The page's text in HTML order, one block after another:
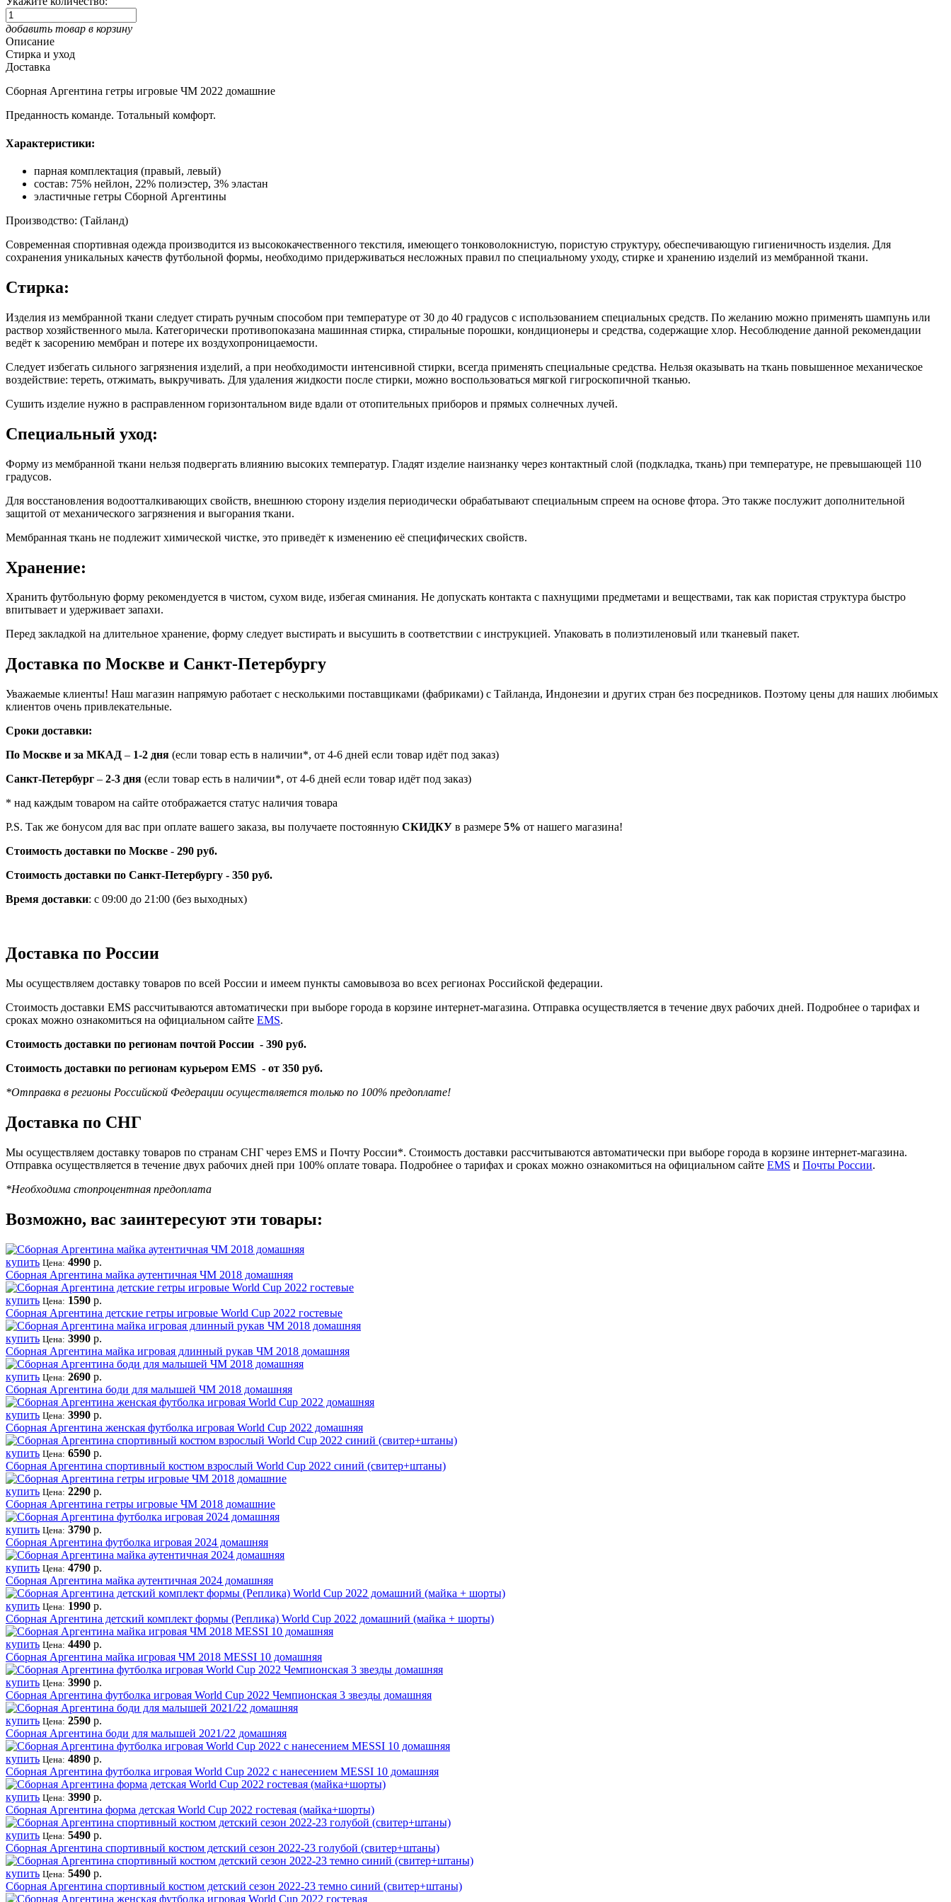
добавить товар в корзину
Описание
Стирка и уход
Доставка
Сборная Аргентина гетры игровые ЧМ 2022 домашние
Преданность команде. Тотальный комфорт.
Характеристики:
парная комплектация (правый, левый)
состав: 75% нейлон, 22% полиэстер, 3% эластан
эластичные гетры Сборной Аргентины
Производство: (Тайланд)
Современная спортивная одежда производится из высококачественного текстиля, имеющего тонковолокнистую, пористую структуру, обеспечивающую гигиеничность изделия. Для
сохранения уникальных качеств футбольной формы, необходимо придерживаться несложных правил по специальному уходу, стирке и хранению изделий из мембранной ткани.
Стирка:
Изделия из мембранной ткани следует стирать ручным способом при температуре от 30 до 40 градусов с использованием специальных средств. По желанию можно применять шампунь или
раствор хозяйственного мыла. Категорически противопоказана машинная стирка, стиральные порошки, кондиционеры и средства, содержащие хлор. Несоблюдение данной рекомендации
ведёт к засорению мембран и потере их воздухопроницаемости.
Следует избегать сильного загрязнения изделий, а при необходимости интенсивной стирки, всегда применять специальные средства. Нельзя оказывать на ткань повышенное механическое
воздействие: тереть, отжимать, выкручивать. Для удаления жидкости после стирки, можно воспользоваться мягкой гигроскопичной тканью.
Сушить изделие нужно в расправленном горизонтальном виде вдали от отопительных приборов и прямых солнечных лучей.
Специальный уход:
Форму из мембранной ткани нельзя подвергать влиянию высоких температур. Гладят изделие наизнанку через контактный слой (подкладка, ткань) при температуре, не превышающей 110
градусов.
Для восстановления водоотталкивающих свойств, внешнюю сторону изделия периодически обрабатывают специальным спреем на основе фтора. Это также послужит дополнительной
защитой от механического загрязнения и выгорания ткани.
Мембранная ткань не подлежит химической чистке, это приведёт к изменению её специфических свойств.
Хранение:
Хранить футбольную форму рекомендуется в чистом, сухом виде, избегая сминания. Не допускать контакта с пахнущими предметами и веществами, так как пористая структура быстро
впитывает и удерживает запахи.
Перед закладкой на длительное хранение, форму следует выстирать и высушить в соответствии с инструкцией. Упаковать в полиэтиленовый или тканевый пакет.
Доставка по Москве и Санкт-Петербургу
Уважаемые клиенты! Наш магазин напрямую работает с несколькими поставщиками (фабриками) с Тайланда, Индонезии и других стран без посредников. Поэтому цены для наших любимых
клиентов очень привлекательные.
Сроки доставки:
По Москве и за МКАД – 1-2 дня (если товар есть в наличии*, от 4-6 дней если товар идёт под заказ)
Санкт-Петербург – 2-3 дня (если товар есть в наличии*, от 4-6 дней если товар идёт под заказ)
* над каждым товаром на сайте отображается статус наличия товара
P.S. Так же бонусом для вас при оплате вашего заказа, вы получаете постоянную СКИДКУ в размере 5% от нашего магазина!
Стоимость доставки по Москве - 290 руб.
Стоимость доставки по Санкт-Петербургу - 350 руб.
Время доставки: с 09:00 до 21:00 (без выходных)
Доставка по России
Мы осуществляем доставку товаров по всей России и имеем пункты самовывоза во всех регионах Российской федерации.
Стоимость доставки EMS рассчитываются автоматически при выборе города в корзине интернет-магазина. Отправка осуществляется в течение двух рабочих дней. Подробнее о тарифах и
сроках можно ознакомиться на официальном сайте EMS.
Стоимость доставки по регионам почтой России - 390 руб.
Стоимость доставки по регионам курьером EMS - от 350 руб.
*Отправка в регионы Российской Федерации осуществляется только по 100% предоплате!
Доставка по СНГ
Мы осуществляем доставку товаров по странам СНГ через EMS и Почту России*. Стоимость доставки рассчитываются автоматически при выборе города в корзине интернет-магазина.
Отправка осуществляется в течение двух рабочих дней при 100% оплате товара. Подробнее о тарифах и сроках можно ознакомиться на официальном сайте EMS и Почты России.
*Необходима стопроцентная предоплата
Возможно, вас заинтересуют эти товары:
купить Цена: 4990 р.
Сборная Аргентина майка аутентичная ЧМ 2018 домашняя
купить Цена: 1590 р.
Сборная Аргентина детские гетры игровые World Cup 2022 гостевые
купить Цена: 3990 р.
Сборная Аргентина майка игровая длинный рукав ЧМ 2018 домашняя
купить Цена: 2690 р.
Сборная Аргентина боди для малышей ЧМ 2018 домашняя
купить Цена: 3990 р.
Сборная Аргентина женская футболка игровая World Cup 2022 домашняя
купить Цена: 6590 р.
Сборная Аргентина спортивный костюм взрослый World Cup 2022 синий (свитер+штаны)
купить Цена: 2290 р.
Сборная Аргентина гетры игровые ЧМ 2018 домашние
купить Цена: 3790 р.
Сборная Аргентина футболка игровая 2024 домашняя
купить Цена: 4790 р.
Сборная Аргентина майка аутентичная 2024 домашняя
купить Цена: 1990 р.
Сборная Аргентина детский комплект формы (Реплика) World Cup 2022 домашний (майка + шорты)
купить Цена: 4490 р.
Сборная Аргентина майка игровая ЧМ 2018 MESSI 10 домашняя
купить Цена: 3990 р.
Сборная Аргентина футболка игровая World Cup 2022 Чемпионская 3 звезды домашняя
купить Цена: 2590 р.
Сборная Аргентина боди для малышей 2021/22 домашняя
купить Цена: 4890 р.
Сборная Аргентина футболка игровая World Cup 2022 с нанесением MESSI 10 домашняя
купить Цена: 3990 р.
Сборная Аргентина форма детская World Cup 2022 гостевая (майка+шорты)
купить Цена: 5490 р.
Сборная Аргентина спортивный костюм детский сезон 2022-23 голубой (свитер+штаны)
купить Цена: 5490 р.
Сборная Аргентина спортивный костюм детский сезон 2022-23 темно синий (свитер+штаны)